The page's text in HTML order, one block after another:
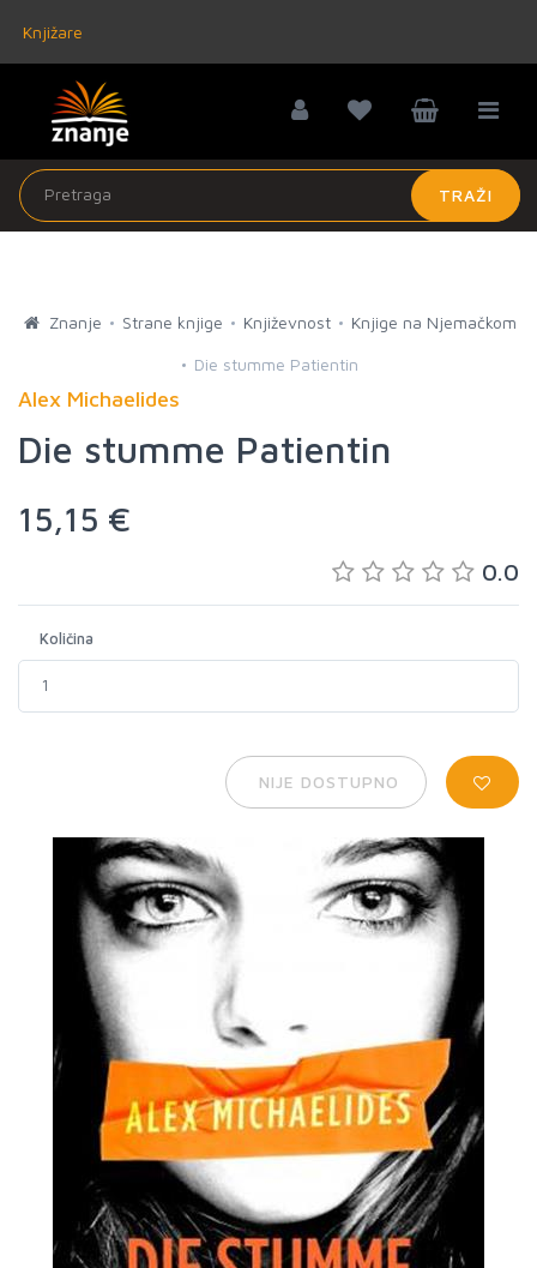
Knjižare
TRAŽI
Znanje Strane knjige Književnost Knjige na Njemačkom
Die stumme Patientin
Alex Michaelides
Die stumme Patientin
15,15 €
0.0
Količina
NIJE DOSTUPNO